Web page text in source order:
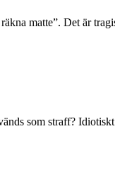
matte”. Det är
som straff?